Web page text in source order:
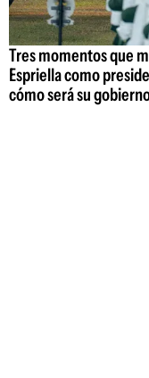
Tres momentos que
Espriella como
cómo será su